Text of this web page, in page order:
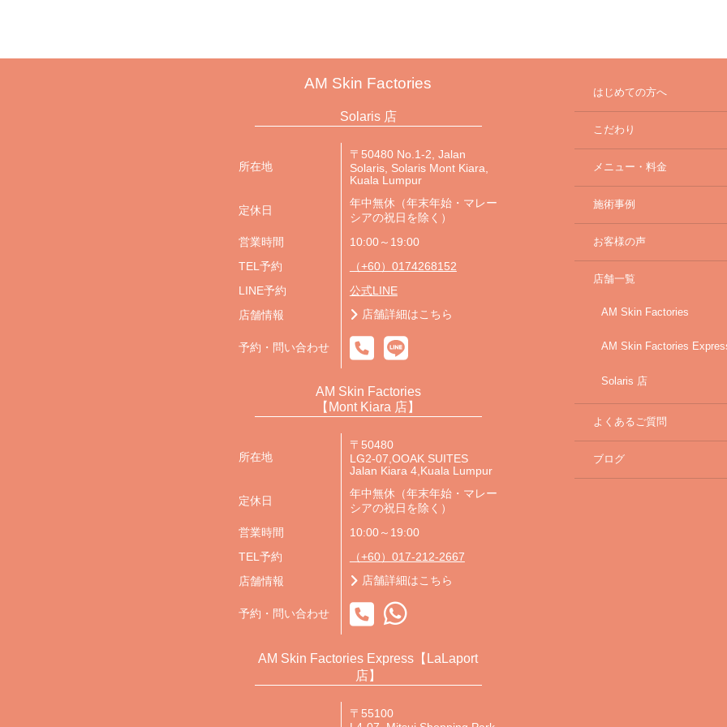
AM Skin Factories
Solaris 店
所在地
〒50480 No.1-2, Jalan
Solaris, Solaris Mont Kiara,
Kuala Lumpur
定休日
年中無休（年末年始・マレー
シアの祝日を除く）
営業時間
10:00～19:00
TEL予約
（+60）0174268152
LINE予約
公式LINE
店舗情報
店舗詳細はこちら
予約・問い合わせ
AM Skin Factories
【Mont Kiara 店】
所在地
〒50480
LG2-07,OOAK SUITES
Jalan Kiara 4,Kuala Lumpur
定休日
年中無休（年末年始・マレー
シアの祝日を除く）
営業時間
10:00～19:00
TEL予約
（+60）017-212-2667
店舗情報
店舗詳細はこちら
予約・問い合わせ
AM Skin Factories Express【LaLaport
店】
〒55100
はじめての方へ
こだわり
メニュー・料金
施術事例
お客様の声
店舗一覧
AM Skin Factories
AM Skin Factories
Solaris 店
よくあるご質問
ブログ